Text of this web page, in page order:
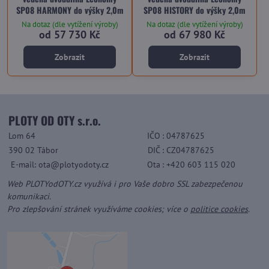
SP08 HARMONY do výšky 2,0m
Na dotaz (dle vytížení výroby)
od 57 730 Kč
Zobrazit
SP08 HISTORY do výšky 2,0m
Na dotaz (dle vytížení výroby)
od 67 980 Kč
Zobrazit
PLOTY OD OTY s.r.o.
Lom 64 IČO : 04787625
390 02 Tábor
DIČ : CZ04787625
E-mail: ota@plotyodoty.cz
Ota : +420 603 115 020
Web PLOTYodOTY.cz využívá i pro Vaše dobro SSL zabezpečenou
komunikaci.
Pro zlepšování stránek využíváme cookies; více o politice cookies.